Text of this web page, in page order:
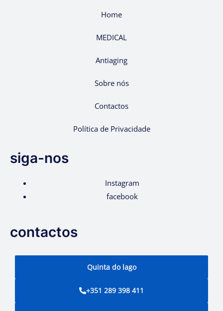
Home
MEDICAL
Antiaging
Sobre nós
Contactos
Política de Privacidade
siga-nos
Instagram
facebook
contactos
Quinta do lago
+351 289 398 411